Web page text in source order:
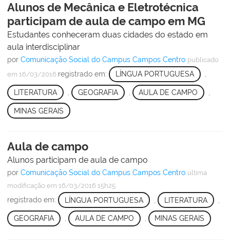
Alunos de Mecânica e Eletrotécnica
participam de aula de campo em MG
Estudantes conheceram duas cidades do estado em
aula interdisciplinar
por Comunicação Social do Campus Campos Centro publicado
em 16/03/2016 registrado em: LÍNGUA PORTUGUESA ,
LITERATURA GEOGRAFIA AULA DE CAMPO
MINAS GERAIS
Aula de campo
Alunos participam de aula de campo
por Comunicação Social do Campus Campos Centro última
modificação em 16/03/2016 15h25
registrado em: LÍNGUA PORTUGUESA LITERATURA
GEOGRAFIA , AULA DE CAMPO , MINAS GERAIS